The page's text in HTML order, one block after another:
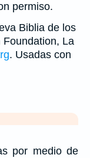
permiso.
Biblia de los
La
. Usadas con
por medio de